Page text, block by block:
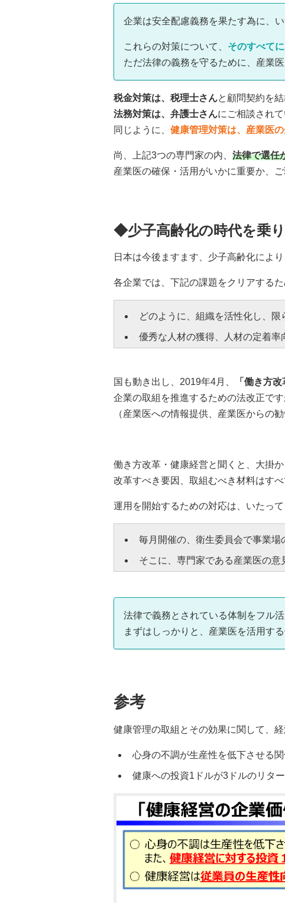
企業は安全配慮義務を果たす為に、
これらの対策について、 そのすべて
ただ法律の義務を守るために、産業
税金対策は、税理士さんと顧問契約を
法務対策は、弁護士さんにご相談されて
同じように、 健康管理対策は、産業医
尚、上記3つの専門家の内、 法律で選任
産業医の確保・活用がいかに重要か、
◆少子高齢化の時代を乗
日本は今後ますます、少子高齢化によ
各企業では、下記の課題をクリアする
どのように、組織を活性化し、
優秀な人材の獲得、人材の定着
国も動き出し、2019年4月、 「働き方改
企業の取組を推進するための法改正です
（産業医への情報提供、産業医からの
働き方改革・健康経営と聞くと、大掛
改革すべき要因、取組むべき材料はす
運用を開始するための対応は、いたって
毎月開催の、衛生委員会で事業
そこに、専門家である産業医の
法律で義務とされている体制をフル
まずはしっかりと、産業医を活用す
参考
健康管理の取組とその効果に関して、
心身の不調が生産性を低下させる
健康への投資1ドルが3ドルのリタ